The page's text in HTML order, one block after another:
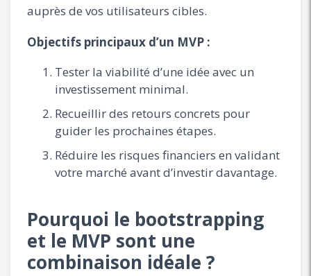
auprès de vos utilisateurs cibles.
Objectifs principaux d’un MVP :
Tester la viabilité d’une idée avec un
investissement minimal.
Recueillir des retours concrets pour
guider les prochaines étapes.
Réduire les risques financiers en validant
votre marché avant d’investir davantage.
Pourquoi le bootstrapping
et le MVP sont une
combinaison idéale ?